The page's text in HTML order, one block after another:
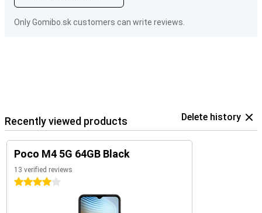
Only Gomibo.sk customers can write reviews.
Recently viewed products Delete history
Poco M4 5G 64GB Black
13 verified reviews
4 stars